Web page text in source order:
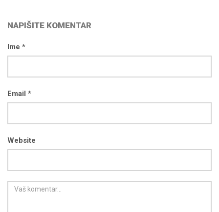
NAPIŠITE KOMENTAR
Ime *
Email *
Website